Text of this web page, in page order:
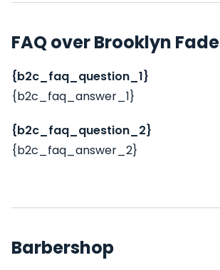
FAQ over Brooklyn Fade
{b2c_faq_question_1}
{b2c_faq_answer_1}
{b2c_faq_question_2}
{b2c_faq_answer_2}
Barbershop